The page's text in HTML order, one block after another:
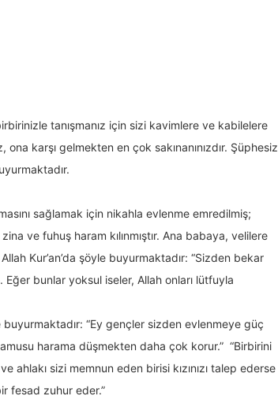
tanışmanız için sizi kavimlere ve kabilelere
karşı gelmekten en çok sakınanınızdır. Şüphesiz
sağlamak için nikahla evlenme emredilmiş;
ve fuhuş haram kılınmıştır. Ana babaya, velilere
Kur’an’da şöyle buyurmaktadır: “Sizden bekar
bunlar yoksul iseler, Allah onları lütfuyla
“Ey gençler sizden evlenmeye güç
harama düşmekten daha çok korur.” “Birbirini
ahlakı sizi memnun eden birisi kızınızı talep ederse
fesad zuhur eder.”